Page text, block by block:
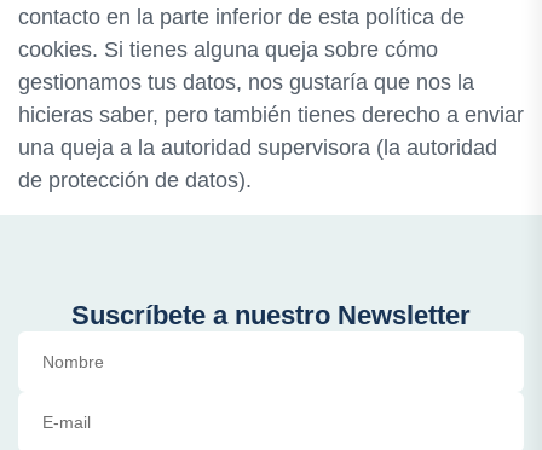
contacto en la parte inferior de esta política de
cookies. Si tienes alguna queja sobre cómo
gestionamos tus datos, nos gustaría que nos la
hicieras saber, pero también tienes derecho a enviar
una queja a la autoridad supervisora (la autoridad
de protección de datos).
Suscríbete a nuestro Newsletter